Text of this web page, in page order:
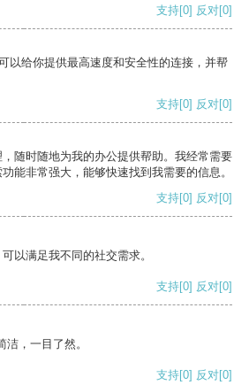
支持[0] 反对[0]
以给你提供最高速度和安全性的连接，并帮
支持[0] 反对[0]
随时随地为我的办公提供帮助。我经常需要
能非常强大，能够快速找到我需要的信息。
支持[0] 反对[0]
以满足我不同的社交需求。
支持[0] 反对[0]
，一目了然。
支持[0] 反对[0]